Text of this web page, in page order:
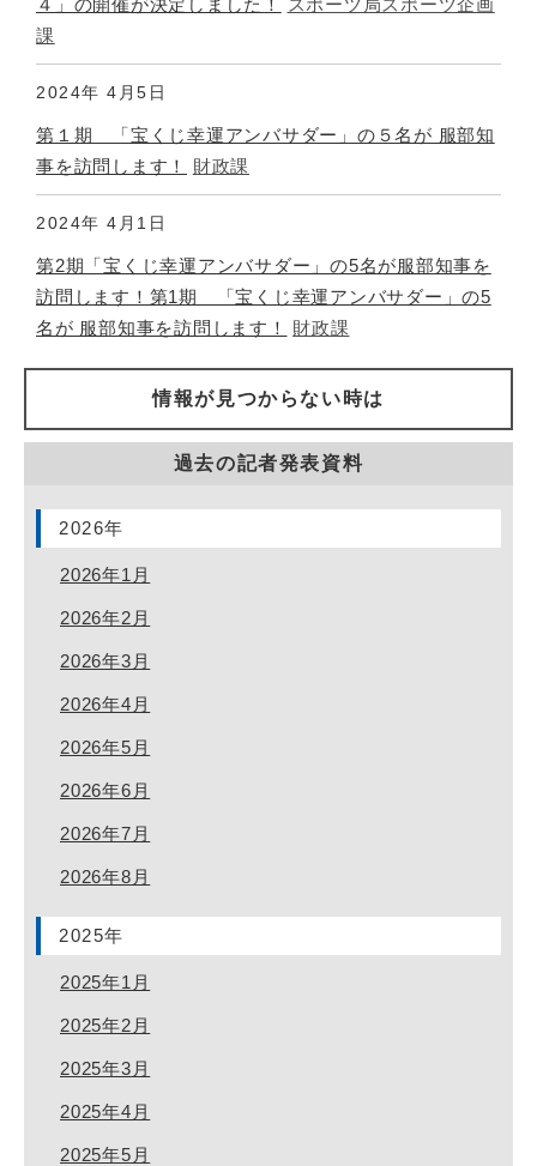
課
2024年 4月5日
第１期 「宝くじ幸運アンバサダー」の５名が 服部知
事を訪問します！
財政課
2024年 4月1日
第2期「宝くじ幸運アンバサダー」の5名が服部知事を
訪問します！第1期 「宝くじ幸運アンバサダー」の5
名が 服部知事を訪問します！
財政課
情報が見つからない時は
過去の記者発表資料
2026年
2026年1月
2026年2月
2026年3月
2026年4月
2026年5月
2026年6月
2026年7月
2026年8月
2025年
2025年1月
2025年2月
2025年3月
2025年4月
2025年5月